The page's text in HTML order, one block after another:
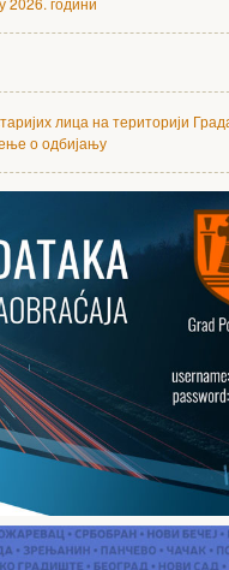
лица на територији
о одбијању